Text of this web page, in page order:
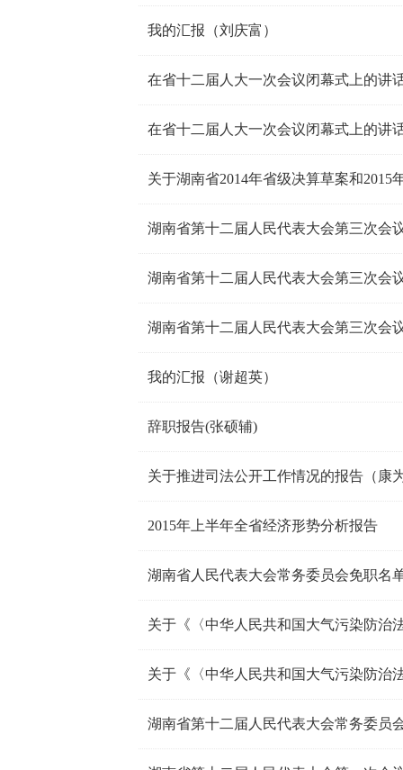
我的汇报（刘庆富）
在省十二届人大一次会议闭幕式上的讲
在省十二届人大一次会议闭幕式上的讲
关于湖南省2014年省级决算草案和2015
湖南省第十二届人民代表大会第三次会
我的汇报（谢超英）
辞职报告(张硕辅)
关于推进司法公开工作情况的报告（康
2015年上半年全省经济形势分析报告
湖南省人民代表大会常务委员会免职名
湖南省第十二届人民代表大会常务委员